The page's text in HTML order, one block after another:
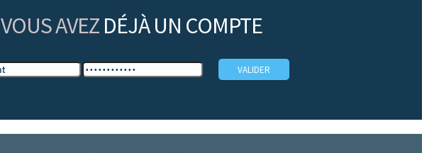
VOUS AVEZ DÉJÀ UN COMPTE